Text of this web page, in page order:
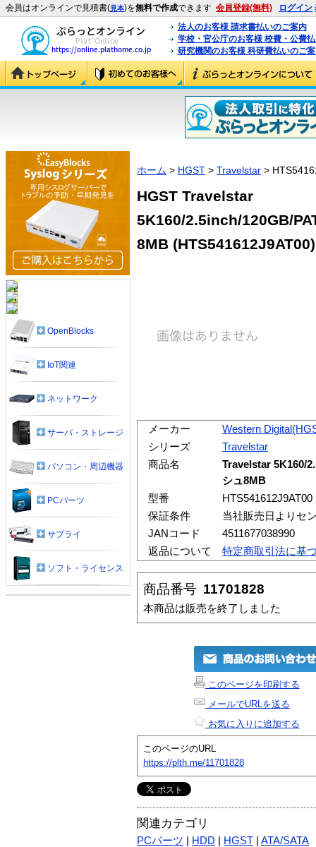
会員はオンラインで見積書(見本)を無料で作成できます 会員登録(無料) ログイン
法人のお客様 請求書払いのご案内
学校・官公庁のお客様 校費・公費
研究機関のお客様 科研費払いのご
ホーム > HGST > Travelstar >
HGST Travelstar
5K160/2.5inch/120GB/
8MB (HTS541612J9AT00)
メーカー
Western
シリーズ
Travelstar
商品名
Travelstar 5K160/
シュ8MB
型番
HTS541612J9AT00
保証条件
当社販売日よりセ
JANコード
4511677038990
返品について
特定商取引法に基
商品番号 11701828
本商品は販売を終了しました
このページを印刷する
メールでURLを送る
お気に入りに追加する
このページのURL
https://plth.me/11701828
関連カテゴリ
PCパーツ HDD HGST ATA/SATA
OpenBlocks
IoT関連
ネットワーク
サーバ・ストレージ
パソコン・周辺機器
PCパーツ
サプライ
ソフト・ライセンス